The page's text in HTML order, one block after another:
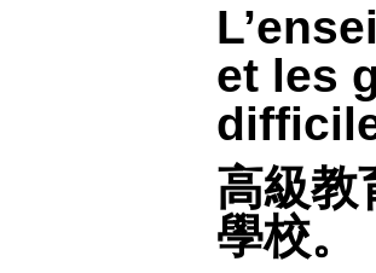
et les
高級教
學校。